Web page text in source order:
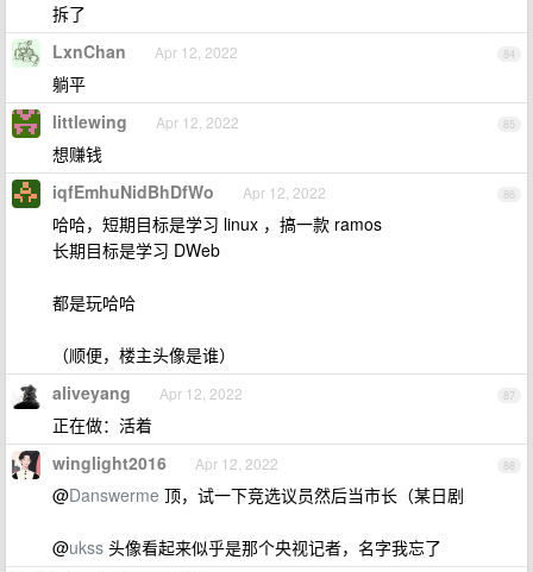
拆了
84
LxnChan Apr 12, 2022
躺平
85
littlewing Apr 12, 2022
想赚钱
86
iqfEmhuNidBhDfWo Apr 12, 2022
哈哈，短期目标是学习 linux ，搞一款 ramos
长期目标是学习 DWeb
都是玩哈哈
（顺便，楼主头像是谁）
87
aliveyang Apr 12, 2022
正在做：活着
88
winglight2016 Apr 12, 2022
@Danswerme 顶，试一下竞选议员然后当市长（某日剧
@ukss 头像看起来似乎是那个央视记者，名字我忘了